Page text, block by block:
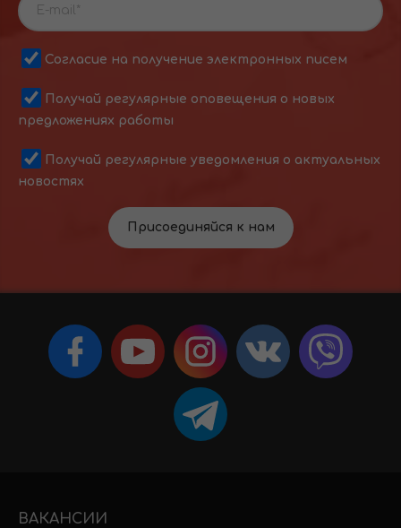
Согласие на получение электронных писем
Получай регулярные оповещения о новых
предложениях работы
Получай регулярные уведомления о актуальных
новостях
Присоединяйся к нам
ВАКАНСИИ